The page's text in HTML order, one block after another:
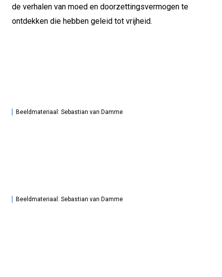
de verhalen van moed en doorzettingsvermogen te
ontdekken die hebben geleid tot vrijheid.
Beeldmateriaal: Sebastian van Damme
Beeldmateriaal: Sebastian van Damme